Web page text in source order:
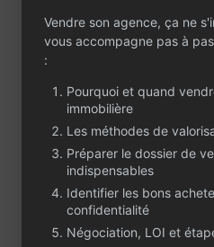
L’équipe comprend le
dirigeant, une
au suivi du
portefeuille de
gestion locative, un
agent commercial en
transaction et un
apprenti. Cette
organisation assure la
continuité
Vendre son agence, ça ne
vous accompagne pas à
:
Pourquoi et quand
immobilière
Les méthodes de
Préparer le dossier de
indispensables
Identifier les bons
confidentialité
Négociation, LOI et